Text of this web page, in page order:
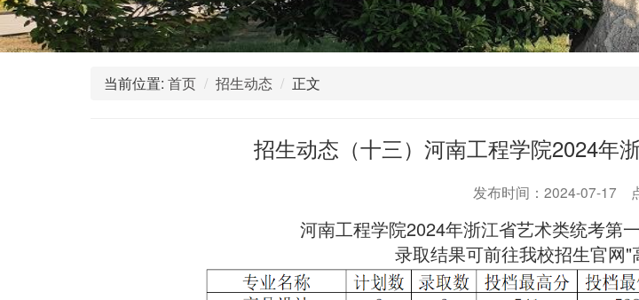
当前位置: 首页 招生动态 正文
招生动态（十三）河南工程学院2024年
发布时间：2024-07-17
河南工程学院2024年浙江省艺术类统考第
录取结果可前往我校招生官网